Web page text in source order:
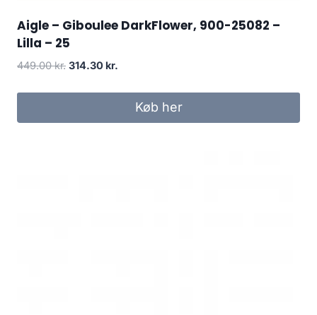
Aigle – Giboulee DarkFlower, 900-25082 –
Lilla – 25
449.00kr. Den
314.30 kr.
Køb her